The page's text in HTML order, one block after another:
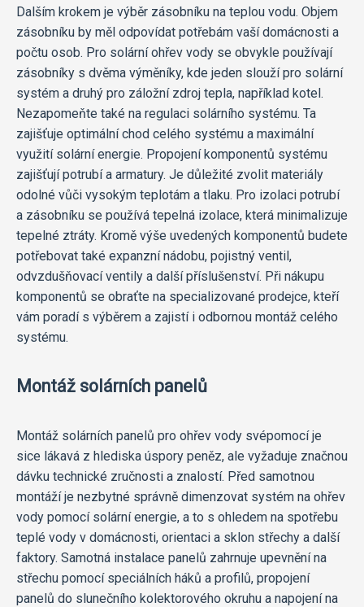
Dalším krokem je výběr zásobníku na teplou vodu. Objem
zásobníku by měl odpovídat potřebám vaší domácnosti a
počtu osob. Pro solární ohřev vody se obvykle používají
zásobníky s dvěma výměníky, kde jeden slouží pro solární
systém a druhý pro záložní zdroj tepla, například kotel.
Nezapomeňte také na regulaci solárního systému. Ta
zajišťuje optimální chod celého systému a maximální
využití solární energie. Propojení komponentů systému
zajišťují potrubí a armatury. Je důležité zvolit materiály
odolné vůči vysokým teplotám a tlaku. Pro izolaci potrubí
a zásobníku se používá tepelná izolace, která minimalizuje
tepelné ztráty. Kromě výše uvedených komponentů budete
potřebovat také expanzní nádobu, pojistný ventil,
odvzdušňovací ventily a další příslušenství. Při nákupu
komponentů se obraťte na specializované prodejce, kteří
vám poradí s výběrem a zajistí i odbornou montáž celého
systému.
Montáž solárních panelů
Montáž solárních panelů pro ohřev vody svépomocí je
sice lákavá z hlediska úspory peněz, ale vyžaduje značnou
dávku technické zručnosti a znalostí. Před samotnou
montáží je nezbytné správně dimenzovat systém na ohřev
vody pomocí solární energie, a to s ohledem na spotřebu
teplé vody v domácnosti, orientaci a sklon střechy a další
faktory. Samotná instalace panelů zahrnuje upevnění na
střechu pomocí speciálních háků a profilů, propojení
panelů do slunečního kolektorového okruhu a napojení na